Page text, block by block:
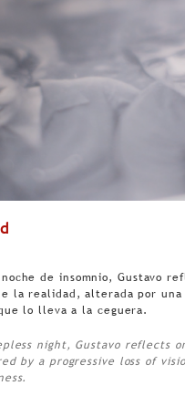
de insomnio, Gustavo
la realidad, alterada por una
lo lleva a la ceguera.
night, Gustavo reflects
by a progressive loss of